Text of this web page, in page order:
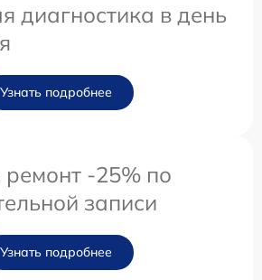
диагностика в день
Узнать подробнее
-25% по
записи
Узнать подробнее